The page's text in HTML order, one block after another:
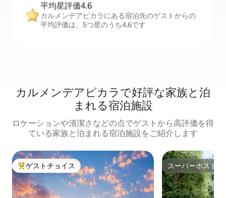
平均星評価4.6
カルメンデアピカラにある宿泊先のゲストからの
平均評価は、5つ星のうち4.6です
カルメンデアピカラで好評な家族と泊
まれる宿泊施設
ロケーションや清潔さなどの点でゲストから高評価を得
ている家族と泊まれる宿泊施設をご紹介します
大好評のゲストチョイスです。
ゲストチョイス スーパーホスト
スーパーホスト